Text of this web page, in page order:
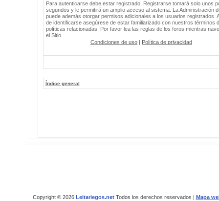
Para autenticarse debe estar registrado. Registrarse tomará solo unos
segundos y le permitirá un amplio acceso al sistema. La Administración
puede además otorgar permisos adicionales a los usuarios registrados.
de identificarse asegúrese de estar familiarizado con nuestros términos
políticas relacionadas. Por favor lea las reglas de los foros mientras
el Sitio.
Condiciones de uso | Política de privacidad
Índice general
Copyright © 2026 Leitariegos.netTodos los derechos reservados | Mapa